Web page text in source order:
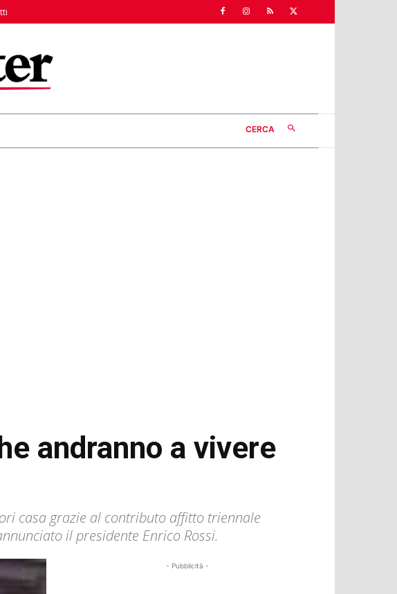
CERCA
andranno a vivere
casa grazie al contributo affitto triennale
il presidente Enrico Rossi.
- Pubblicità -